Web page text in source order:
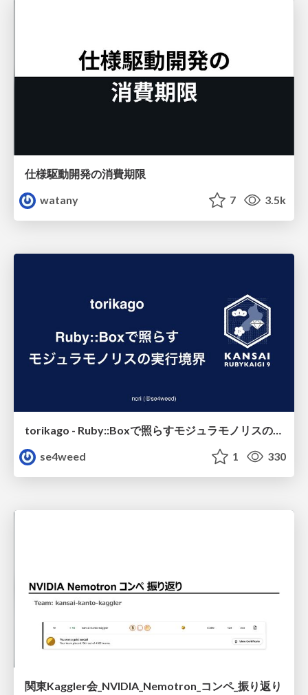
仕様駆動開発の消費期限
watany
7 3.5k
se4weed
1 330
関東Kaggler会_NVIDIA_Nemotron_コンペ_振り返り